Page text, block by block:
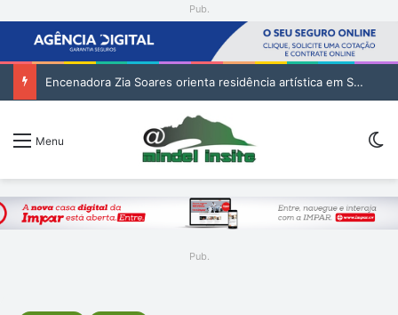
Pub.
Encenadora Zia Soares orienta residência artística em São Vicente
Menu
Pub.